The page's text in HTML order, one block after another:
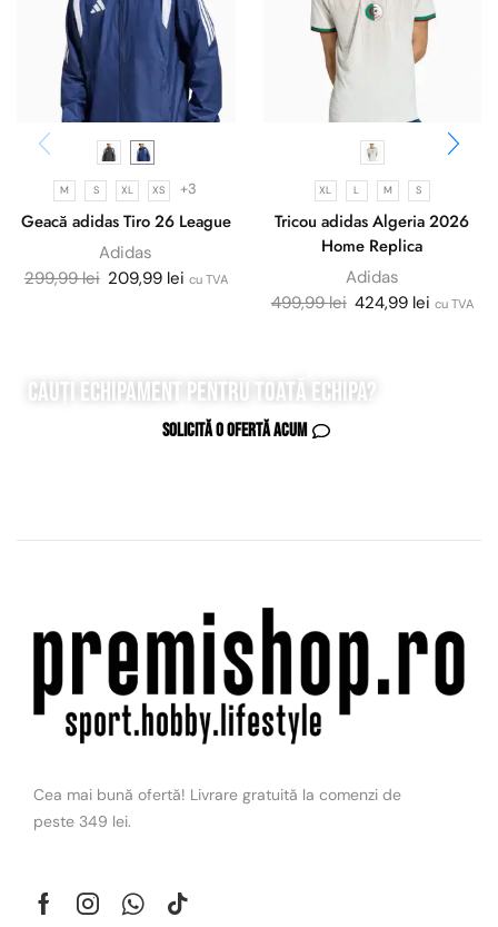
M S XL XS +3
Geacă adidas Tiro 26 League
Adidas
299,99lei 209,99 lei cu TVA
XL L M S
Tricou adidas Algeria 2026
Home Replica
Adidas
499,99lei 424,99 lei cu TVA
Cauți echipament pentru toată echipa?
Solicită o ofertă acum
Cea mai bună ofertă! Livrare gratuită la comenzi de
peste 349 lei.